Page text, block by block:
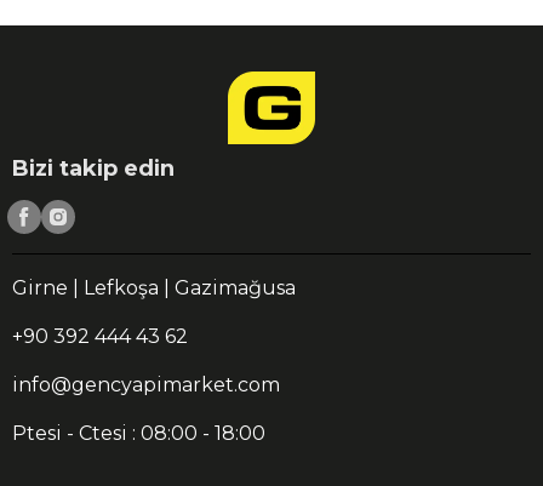
Bizi takip edin
Girne | Lefkoşa | Gazimağusa
+90 392 444 43 62
info@gencyapimarket.com
Ptesi - Ctesi : 08:00 - 18:00